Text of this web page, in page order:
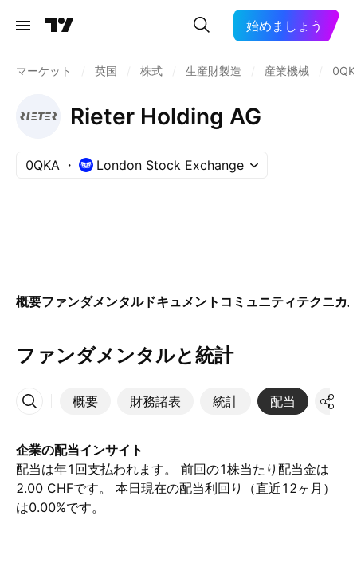
始めましょう
マーケット 英国 株式 生産財製造 産業機械
Rieter Holding AG
0QKA London Stock Exchange
概要ファンダメンタルドキュメント コミュニティテクニカ
ファンダメンタルと統計
概要 財務諸表 統計 配当 決算
その他
企業の配当インサイト
配当は年1回支払われます。 前回の1株当たり配当金は
2.00 CHFです。 本日現在の配当利回り（直近12ヶ月）
は0.00%です。